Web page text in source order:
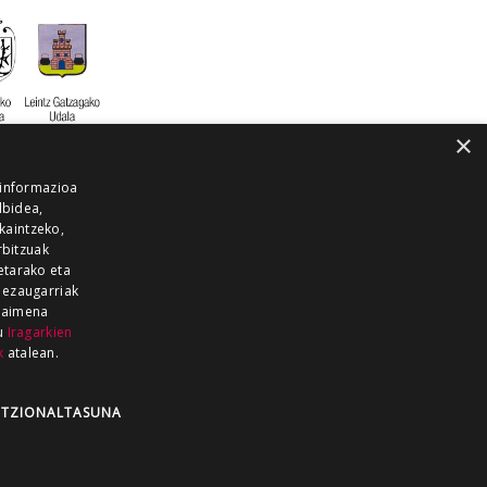
GUKA
GUKA ZUMAIA GUKA
×
eta
Iragarkien
atalean.